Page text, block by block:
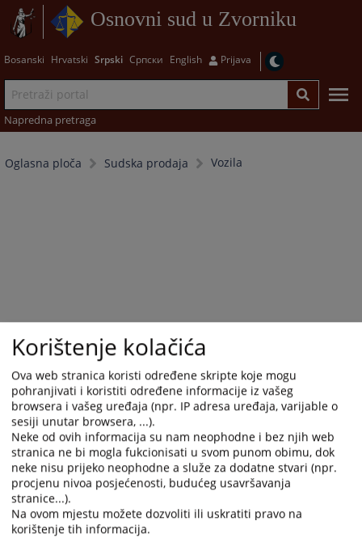
Osnovni sud u Zvorniku
Bosanski Hrvatski Srpski Српски English Prijava
Napredna pretraga
Oglasna ploča Sudska prodaja Vozila
Trenutno nema vijesti
Korištenje kolačića
Ova web stranica koristi određene skripte koje mogu
pohranjivati i koristiti određene informacije iz vašeg
browsera i vašeg uređaja (npr. IP adresa uređaja, varijable o
sesiji unutar browsera, ...).
Neke od ovih informacija su nam neophodne i bez njih web
stranica ne bi mogla fukcionisati u svom punom obimu, dok
neke nisu prijeko neophodne a služe za dodatne stvari (npr.
procjenu nivoa posjećenosti, budućeg usavršavanja
stranice...).
Na ovom mjestu možete dozvoliti ili uskratiti pravo na
korištenje tih informacija.